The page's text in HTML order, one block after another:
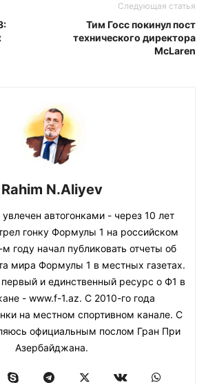
Следующая статья
Тим Госс покинул пост
технического директора
McLaren
Rahim N.Aliyev
автогонками - через 10 лет
гонку Формулы 1 на российском
году начал публиковать отчеты об
мира Формулы 1 в местных газетах.
и единственный ресурс о Ф1 в
- www.f-1.az. С 2010-го года
на местном спортивном канале. С
официальным послом Гран При
Азербайджана.